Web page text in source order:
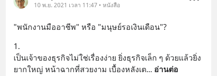
10 พ.ย. 2021 เวลา 11:47 • หนังสือ
"พนักงานมืออาชีพ" หรือ "มนุษย์รอเงินเดือน"?
1.
เป็นเจ้าของธุรกิจไม่ใช่เรื่องง่าย ยิ่งธุรกิจเล็ก ๆ ด้วยแล้วยิ่ง
ยากใหญ่ หน้าฉากที่สวยงาม เบื้องหลังเต... อ่านต่อ